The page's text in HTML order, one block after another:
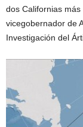
dos Californias
vicegobernador de
Investigación del